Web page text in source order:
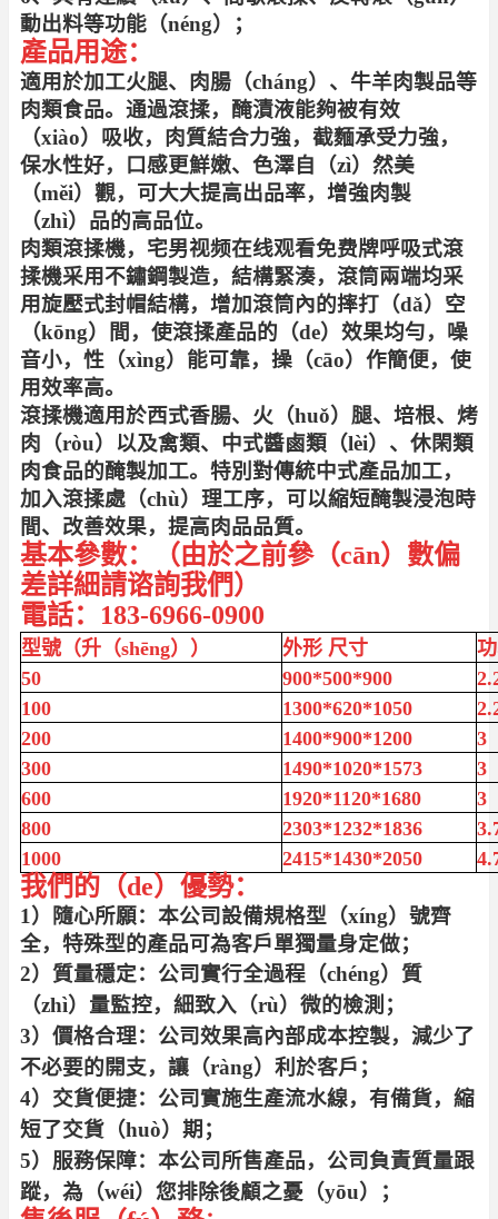
動出料等功能（néng）；
產品用途：
適用於加工火腿、肉腸（cháng）、牛羊肉製品等
肉類食品。通過滾揉，醃漬液能夠被有效
（xiào）吸收，肉質結合力強，截麵承受力強，
保水性好，口感更鮮嫩、色澤自（zì）然美
（měi）觀，可大大提高出品率，增強肉製
（zhì）品的高品位。
肉類滾揉機，宅男视频在线观看免费牌呼吸式滾
揉機采用不鏽鋼製造，結構緊湊，滾筒兩端均采
用旋壓式封帽結構，增加滾筒內的摔打（dǎ）空
（kōng）間，使滾揉產品的（de）效果均勻，噪
音小，性（xìng）能可靠，操（cāo）作簡便，使
用效率高。
滾揉機適用於西式香腸、火（huǒ）腿、培根、烤
肉（ròu）以及禽類、中式醬鹵類（lèi）、休閑類
肉食品的醃製加工。特別對傳統中式產品加工，
加入滾揉處（chù）理工序，可以縮短醃製浸泡時
間、改善效果，提高肉品品質。
基本參數：（由於之前參（cān）數偏
差詳細請谘詢我們）
電話：183-6966-0900
型號（升（shēng）） 外形 尺寸
50
900*500*900
100
1300*620*1050
200
1400*900*1200
3
300
1490*1020*1573
3
600
1920*1120*1680
3
800
2303*1232*1836
1000
2415*1430*2050
我們的（de）優勢：
1）隨心所願：本公司設備規格型（xíng）號齊
全，特殊型的產品可為客戶單獨量身定做；
2）質量穩定：公司實行全過程（chéng）質
（zhì）量監控，細致入（rù）微的檢測；
3）價格合理：公司效果高內部成本控製，減少了
不必要的開支，讓（ràng）利於客戶；
4）交貨便捷：公司實施生產流水線，有備貨，縮
短了交貨（huò）期；
5）服務保障：本公司所售產品，公司負責質量跟
蹤，為（wéi）您排除後顧之憂（yōu）；